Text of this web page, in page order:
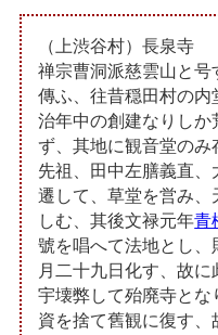
（上渋谷村）長泉寺
禅宗曹洞派慈雲山と号
傳ふ、往昔穏田村の
治年中の創建なりし
ず、其地に観音堂の
先祖、田中左膳義直
遷して、草堂を営み、
しむ、其後文禄元年青
號を唱へて法地とし
月二十九日化す、故
宇壊弊して殆廃寺とな
資を捨て舊観に復す